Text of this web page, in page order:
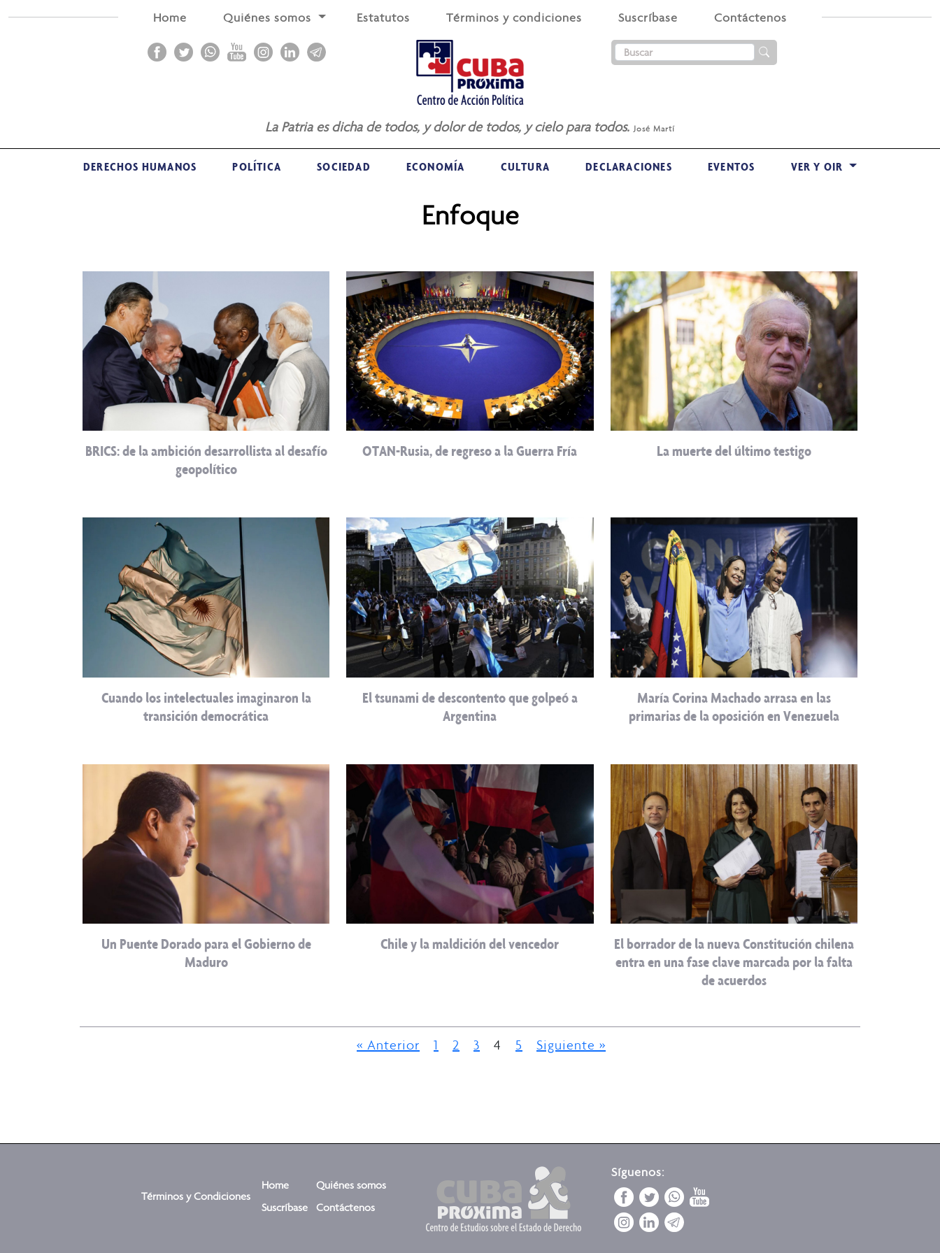
Home Quiénes somos Estatutos Términos y condiciones Suscríbase Contáctenos
La Patria es dicha de todos, y dolor de todos, y cielo para todos. José Martí
DERECHOS HUMANOS POLÍTICA SOCIEDAD ECONOMÍA CULTURA DECLARACIONES EVENTOS VER Y OIR
Enfoque
BRICS: de la ambición desarrollista al desafío
geopolítico
OTAN-Rusia, de regreso a la Guerra Fría La muerte del último testigo
Cuando los intelectuales imaginaron la
transición democrática
El tsunami de descontento que golpeó a
Argentina
María Corina Machado arrasa en las
primarias de la oposición en Venezuela
Un Puente Dorado para el Gobierno de
Maduro
Chile y la maldición del vencedor
El borrador de la nueva Constitución chilena
entra en una fase clave marcada por la falta
de acuerdos
« Anterior 1 2 3 4 5 Siguiente »
Términos y Condiciones
Home
Suscríbase
Quiénes somos
Contáctenos
Síguenos: